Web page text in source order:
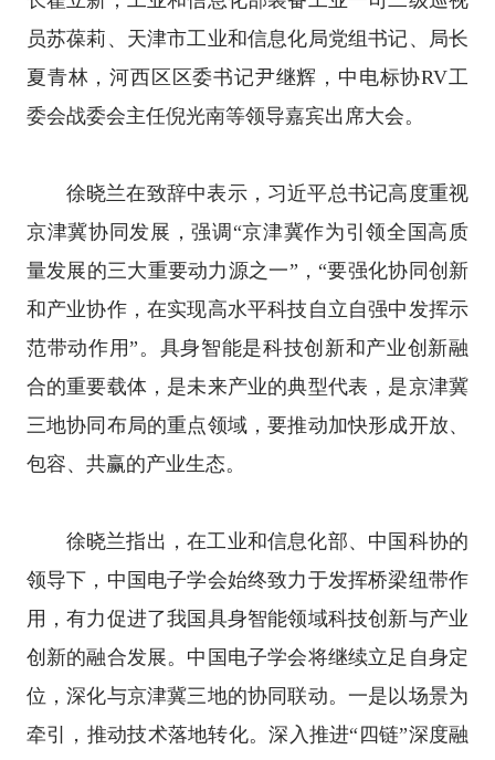
员苏葆莉、天津市工业和信息化局党组书记、局长
夏青林，河西区区委书记尹继辉，中电标协RV工
委会战委会主任倪光南等领导嘉宾出席大会。
徐晓兰在致辞中表示，习近平总书记高度重视
京津冀协同发展，强调“京津冀作为引领全国高质
量发展的三大重要动力源之一”，“要强化协同创新
和产业协作，在实现高水平科技自立自强中发挥示
范带动作用”。具身智能是科技创新和产业创新融
合的重要载体，是未来产业的典型代表，是京津冀
三地协同布局的重点领域，要推动加快形成开放、
包容、共赢的产业生态。
徐晓兰指出，在工业和信息化部、中国科协的
领导下，中国电子学会始终致力于发挥桥梁纽带作
用，有力促进了我国具身智能领域科技创新与产业
创新的融合发展。中国电子学会将继续立足自身定
位，深化与京津冀三地的协同联动。一是以场景为
牵引，推动技术落地转化。深入推进“四链”深度融